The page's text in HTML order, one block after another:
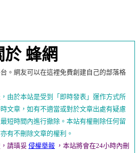
於 蜂網
。網友可以在這裡免費創建自己的部落格
由於本站是受到「即時發表」運作方式所
文章，如有不適當或對於文章出處有疑慮
短時間內進行撤除。本站有權刪除任何留
有不刪除文章的權利。
請瑱妥 侵權舉報 ，本站將會在24小時內刪